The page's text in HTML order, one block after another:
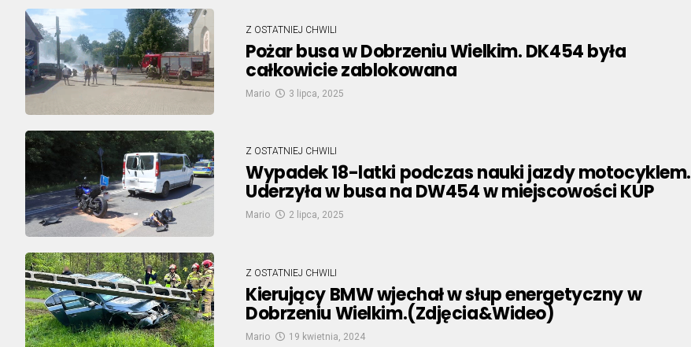
Z OSTATNIEJ CHWILI
Pożar busa w Dobrzeniu Wielkim. DK454 była
całkowicie zablokowana
Mario 3 lipca, 2025
Z OSTATNIEJ CHWILI
Wypadek 18-latki podczas nauki jazdy motocyklem.
Uderzyła w busa na DW454 w miejscowości KUP
Mario 2 lipca, 2025
Z OSTATNIEJ CHWILI
Kierujący BMW wjechał w słup energetyczny w
Dobrzeniu Wielkim.(Zdjęcia&Wideo)
Mario 19 kwietnia, 2024